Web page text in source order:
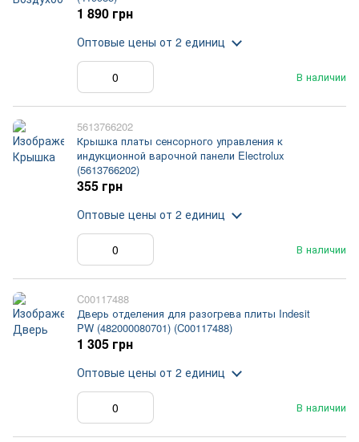
В наличии
1 890 грн
Оптовые цены от 2 единиц
5613766202
Крышка платы сенсорного управления к
индукционной варочной панели Electrolux
(5613766202)
В наличии
355 грн
Оптовые цены от 2 единиц
C00117488
Дверь отделения для разогрева плиты Indesit
PW (482000080701) (C00117488)
В наличии
1 305 грн
Оптовые цены от 2 единиц